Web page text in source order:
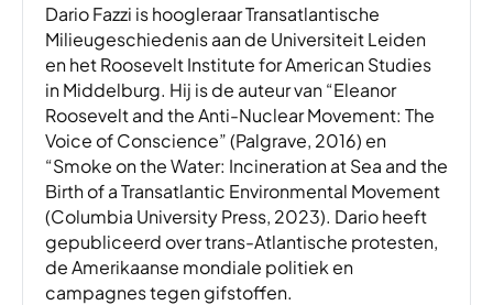
Dario Fazzi is hoogleraar Transatlantische
Milieugeschiedenis aan de Universiteit Leiden
en het Roosevelt Institute for American Studies
in Middelburg. Hij is de auteur van “Eleanor
Roosevelt and the Anti-Nuclear Movement: The
Voice of Conscience” (Palgrave, 2016) en
“Smoke on the Water: Incineration at Sea and the
Birth of a Transatlantic Environmental Movement
(Columbia University Press, 2023). Dario heeft
gepubliceerd over trans-Atlantische protesten,
de Amerikaanse mondiale politiek en
campagnes tegen gifstoffen.